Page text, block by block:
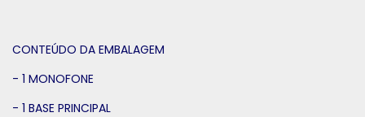
CONTEÚDO DA EMBALAGEM
- 1 MONOFONE
- 1 BASE PRINCIPAL